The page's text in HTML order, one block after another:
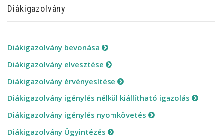
Diákigazolvány
Diákigazolvány bevonása
Diákigazolvány elvesztése
Diákigazolvány érvényesítése
Diákigazolvány igénylés nélkül kiállítható igazolás
Diákigazolvány igénylés nyomkövetés
Diákigazolvány Ügyintézés